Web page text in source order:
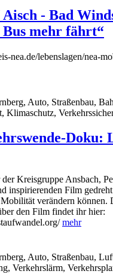
Aisch - Bad
Bus mehr fährt“
nea.de/lebenslagen/nea-
Auto, Straßenbau,
Klimaschutz,
Doku:
Kreisgruppe Ansbach,
inspirierenden Film
verändern können.
den Film findet ihr hier:
mehr
Auto, Straßenbau,
Verkehrslärm,